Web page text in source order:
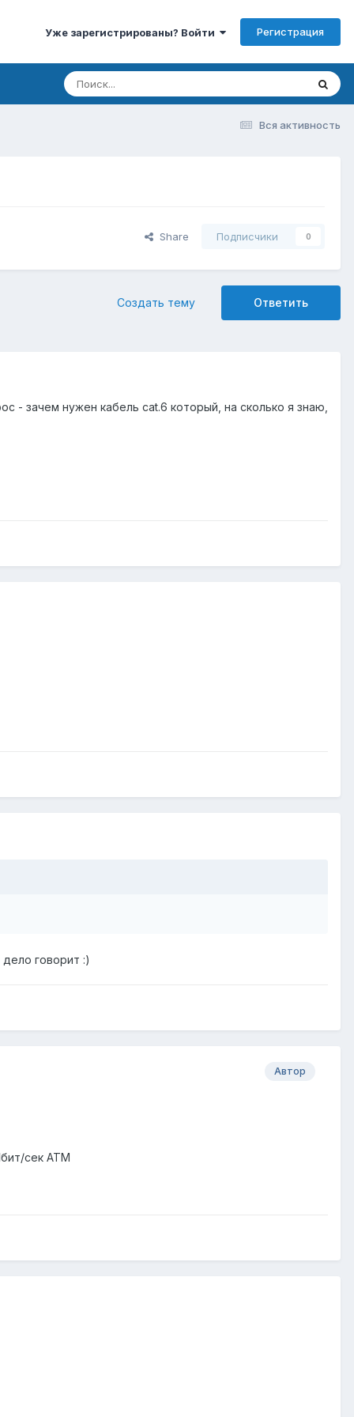
Уже зарегистрированы? Войти Регистрация
Вся активность
Share Подписчики 0
Ответить
Создать тему
- зачем нужен кабель cat.6 который, на сколько я знаю,
говорит :)
Автор
сек ATM